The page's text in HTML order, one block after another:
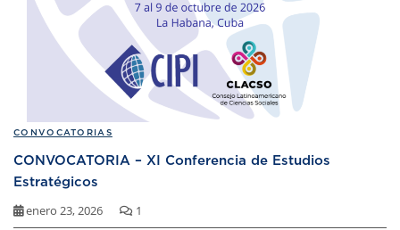
CONVOCATORIAS
CONVOCATORIA – XI Conferencia de Estudios
Estratégicos
enero 23, 2026 1